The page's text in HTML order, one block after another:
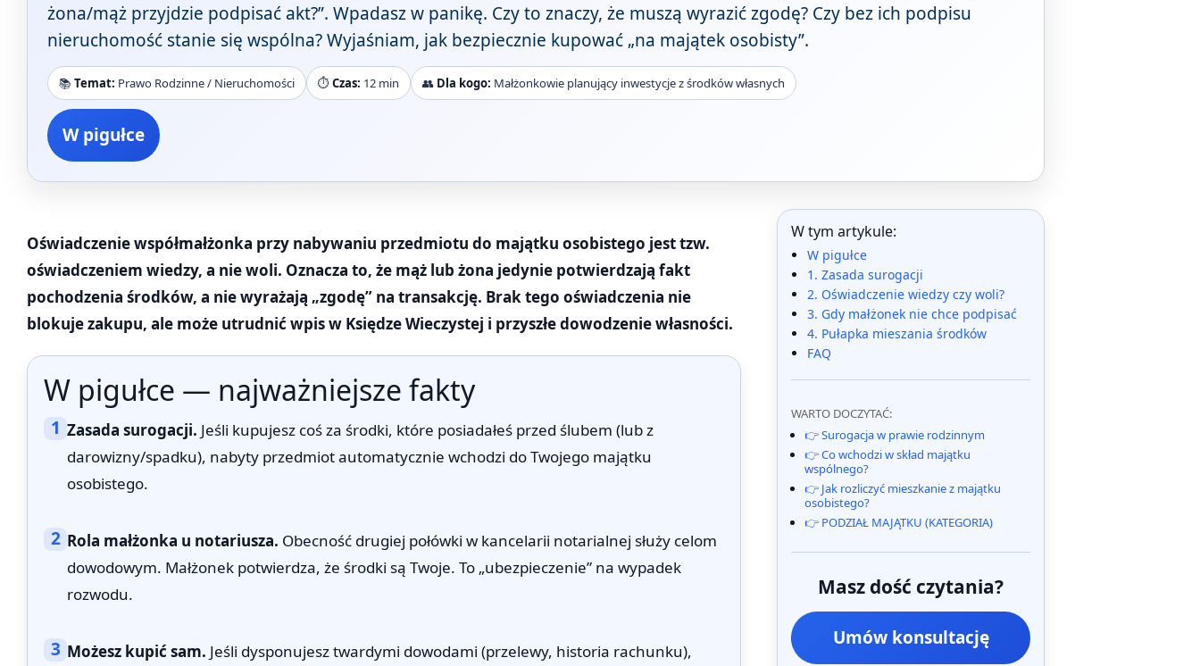
żona/mąż przyjdzie podpisać akt?”. Wpadasz w panikę. Czy to znaczy, że muszą wyrazić zgodę? Czy bez ich podpisu
nieruchomość stanie się wspólna? Wyjaśniam, jak bezpiecznie kupować „na majątek osobisty”.
📚Temat: Prawo Rodzinne / Nieruchomości ⏱️ Czas: 12 min 👥 Dla kogo: Małżonkowie planujący inwestycje z środków własnych
W pigułce
Oświadczenie współmałżonka przy nabywaniu przedmiotu do majątku osobistego jest tzw.
oświadczeniem wiedzy, a nie woli. Oznacza to, że mąż lub żona jedynie potwierdzają fakt
pochodzenia środków, a nie wyrażają „zgodę” na transakcję. Brak tego oświadczenia nie
blokuje zakupu, ale może utrudnić wpis w Księdze Wieczystej i przyszłe dowodzenie własności.
W pigułce — najważniejsze fakty
1 Zasada surogacji. Jeśli kupujesz coś za środki, które posiadałeś przed ślubem (lub z
darowizny/spadku), nabyty przedmiot automatycznie wchodzi do Twojego majątku
osobistego.
2 Rola małżonka u notariusza. Obecność drugiej połówki w kancelarii notarialnej służy celom
dowodowym. Małżonek potwierdza, że środki są Twoje. To „ubezpieczenie” na wypadek
rozwodu.
3 Możesz kupić sam. Jeśli dysponujesz twardymi dowodami (przelewy, historia rachunku),
W tym artykule:
W pigułce
1. Zasada surogacji
2. Oświadczenie wiedzy czy woli?
3. Gdy małżonek nie chce podpisać
4. Pułapka mieszania środków
FAQ
WARTO DOCZYTAĆ:
👉 Surogacja w prawie rodzinnym
👉 Co wchodzi w skład majątku
wspólnego?
👉 Jak rozliczyć mieszkanie z majątku
osobistego?
👉 PODZIAŁ MAJĄTKU (KATEGORIA)
Masz dość czytania?
Umów konsultację